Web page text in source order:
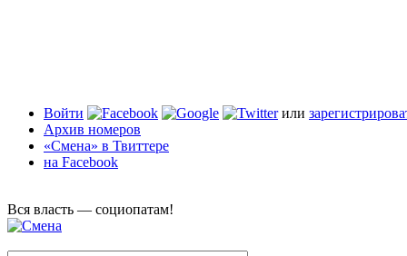
Войти или
Архив номеров
«Смена» в Твиттере
на Facebook
Вся власть — социопатам!